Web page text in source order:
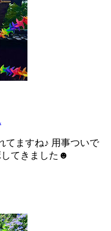
てますね♪ 用事ついで
してきました☻